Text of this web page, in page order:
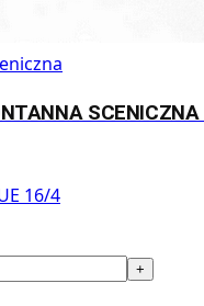
16/4
+